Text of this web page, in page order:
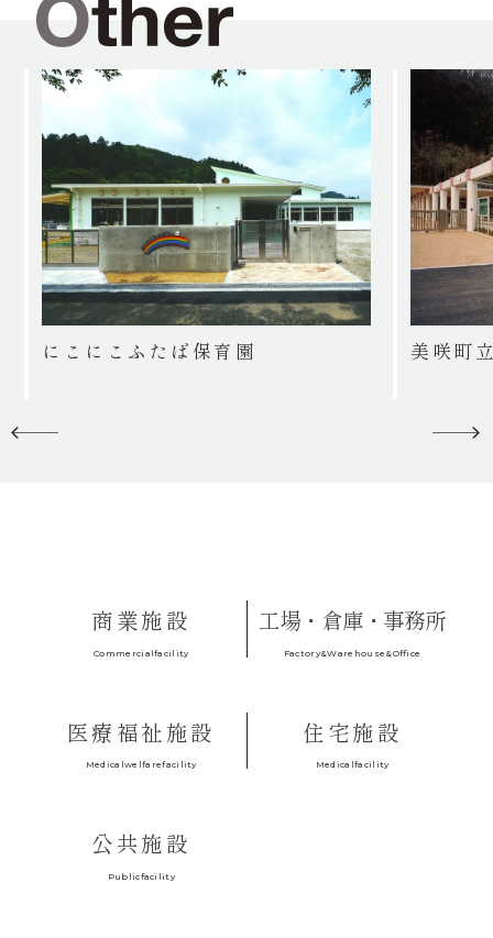
にこにこふたば保育園 美咲町
商業施設
Commercialfacility
工場・倉庫・事務所
Factory&Warehouse&Office
医療福祉施設
Medicalwelfarefacility
住宅施設
Medicalfacility
公共施設
Publicfacility